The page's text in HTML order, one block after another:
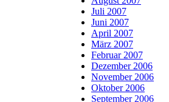
Juli 2007
Juni 2007
April 2007
März 2007
Februar 2007
Dezember 2006
November 2006
Oktober 2006
September 2006